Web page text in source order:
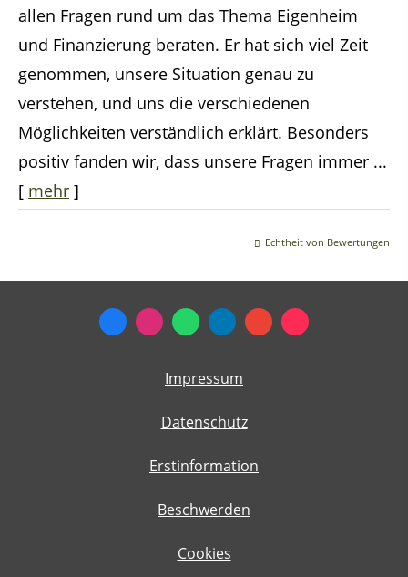
allen Fragen rund um das Thema Eigenheim
und Finanzierung beraten. Er hat sich viel Zeit
genommen, unsere Situation genau zu
verstehen, und uns die verschiedenen
Möglichkeiten verständlich erklärt. Besonders
positiv fanden wir, dass unsere Fragen immer ...
[ mehr ]
Echtheit von Bewertungen
Impressum
Datenschutz
Erstinformation
Beschwerden
Cookies